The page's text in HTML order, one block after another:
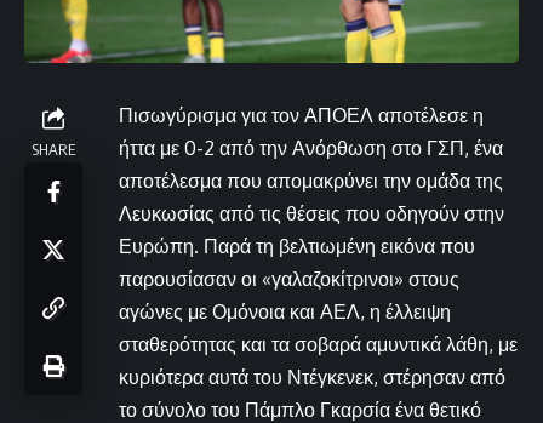
SHARE
Πισωγύρισμα για τον ΑΠΟΕΛ αποτέλεσε η
ήττα με 0-2 από την Ανόρθωση στο ΓΣΠ, ένα
αποτέλεσμα που απομακρύνει την ομάδα της
Λευκωσίας από τις θέσεις που οδηγούν στην
Ευρώπη. Παρά τη βελτιωμένη εικόνα που
παρουσίασαν οι «γαλαζοκίτρινοι» στους
αγώνες με Ομόνοια και ΑΕΛ, η έλλειψη
σταθερότητας και τα σοβαρά αμυντικά λάθη, με
κυριότερα αυτά του Ντέγκενεκ, στέρησαν από
το σύνολο του Πάμπλο Γκαρσία ένα θετικό